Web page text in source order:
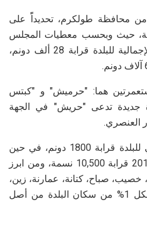
محافظة طولكرم، تحديداًً على
المدينة، حيث وبحسب معطيات المجلس
البلدي فقد بلغت المساحة الإجمالية للبلدة قرابة 28 ألف دونم،
هما: "حرميش" و "كبتس
تدعى "حريش" في الجهة
العنصري.
يبلغ مساحة المخطط الهيكلي للبلدة قرابة 1800 دونم، في حين
يبلغ عدد سكان البلدة لعام 2014 قرابة 10,500 نسمة، ومن ابرز
خصيب، صباح، كتانة، عمارنة، زين،
عجولي وعمار"، في حين يشكل 1% من سكان البلدة من أصل